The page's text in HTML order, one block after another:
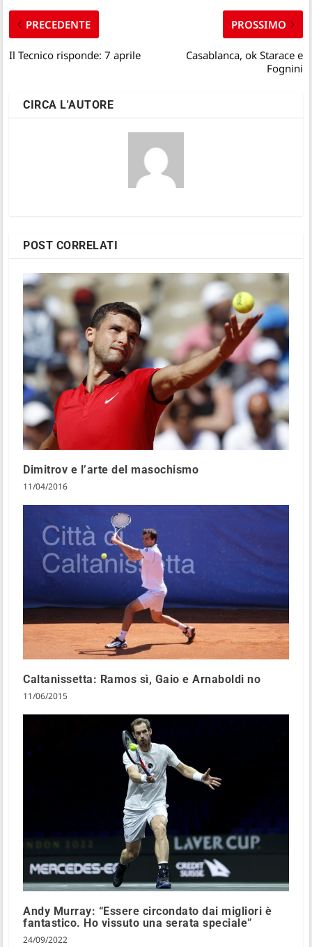
PRECEDENTE
Il Tecnico risponde: 7 aprile
PROSSIMO
Casablanca, ok Starace e
Fognini
CIRCA L'AUTORE
POST CORRELATI
Dimitrov e l’arte del masochismo
11/04/2016
Caltanissetta: Ramos sì, Gaio e Arnaboldi no
11/06/2015
Andy Murray: “Essere circondato dai migliori è
fantastico. Ho vissuto una serata speciale”
24/09/2022